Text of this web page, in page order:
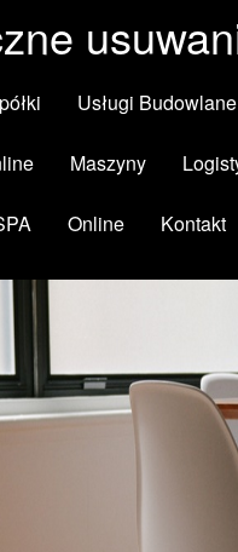
Usługi Budowlane
Maszyny
Online Kontakt